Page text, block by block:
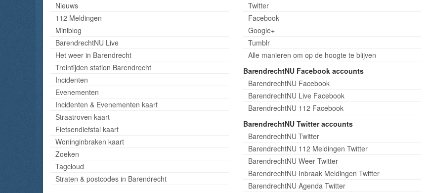
Nieuws
112 Meldingen
Miniblog
BarendrechtNU Live
Het weer in Barendrecht
Treintijden station Barendrecht
Incidenten
Evenementen
Incidenten & Evenementen kaart
Straatroven kaart
Fietsendiefstal kaart
Woninginbraken kaart
Zoeken
Tagcloud
Straten & postcodes in Barendrecht
Twitter
Facebook
Google+
Tumblr
Alle manieren om op de hoogte te blijven
BarendrechtNU Facebook accounts
BarendrechtNU Facebook
BarendrechtNU Live Facebook
BarendrechtNU 112 Facebook
BarendrechtNU Twitter accounts
BarendrechtNU Twitter
BarendrechtNU 112 Meldingen Twitter
BarendrechtNU Weer Twitter
BarendrechtNU Inbraak Meldingen Twitter
BarendrechtNU Agenda Twitter